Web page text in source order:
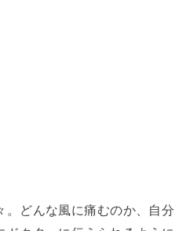
どんな風に痛むのか、自分